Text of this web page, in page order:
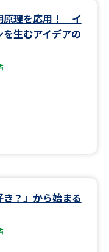
の資料請求
原理を応用！ イ
を生むアイデアの
き？」から始まる